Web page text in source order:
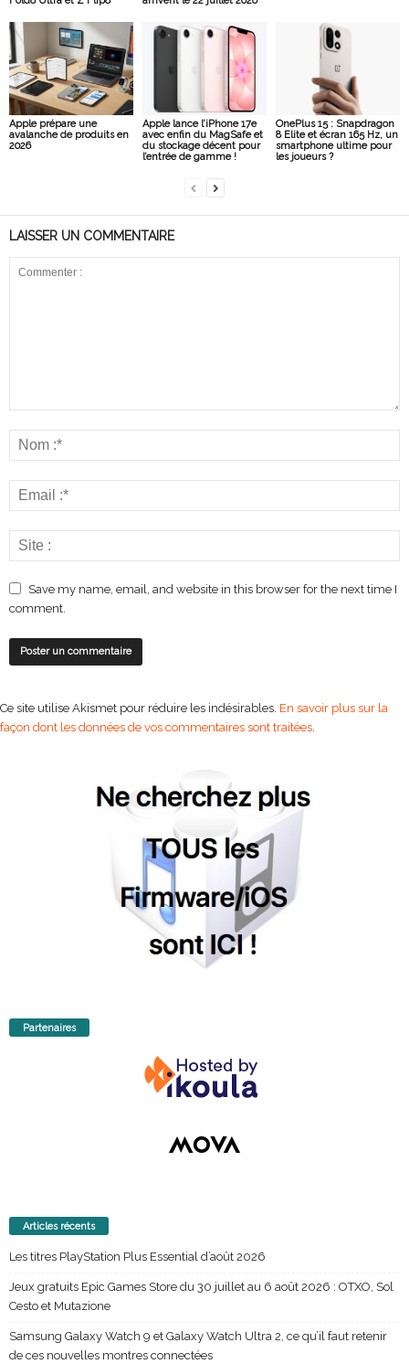
Apple prépare une
avalanche de produits en
2026
Apple lance l’iPhone 17e
avec enfin du MagSafe et
du stockage décent pour
l’entrée de gamme !
OnePlus 15 : Snapdragon
8 Elite et écran 165 Hz, un
smartphone ultime pour
les joueurs ?
LAISSER UN COMMENTAIRE
Save my name, email, and website in this browser for the next time I
comment.
Ce site utilise Akismet pour réduire les indésirables. En savoir plus sur la
façon dont les données de vos commentaires sont traitées.
Partenaires
Articles récents
Les titres PlayStation Plus Essential d’août 2026
Jeux gratuits Epic Games Store du 30 juillet au 6 août 2026 : OTXO, Sol
Cesto et Mutazione
Samsung Galaxy Watch 9 et Galaxy Watch Ultra 2, ce qu’il faut retenir
de ces nouvelles montres connectées